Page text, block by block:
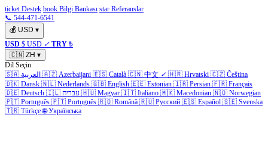
ticket Destek book Bilgi Bankası star Referanslar
📞 544-471-6541
💰 USD ▾
USD $ USD ✓ TRY ₺
🇨🇳 ZH ▾
Dil Seçin
🇸🇦 العربية 🇦🇿 Azerbaijani 🇪🇸 Català 🇨🇳 中文 ✓ 🇭🇷 Hrvatski 🇨🇿 Čeština
🇩🇰 Dansk 🇳🇱 Nederlands 🇬🇧 English 🇪🇪 Estonian 🇮🇷 Persian 🇫🇷 Français
🇩🇪 Deutsch 🇮🇱 עברית 🇭🇺 Magyar 🇮🇹 Italiano 🇲🇰 Macedonian 🇳🇴 Norwegian
🇵🇹 Português 🇵🇹 Português 🇷🇴 Română 🇷🇺 Русский 🇪🇸 Español 🇸🇪 Svenska
🇹🇷 Türkçe 🌐 Українська